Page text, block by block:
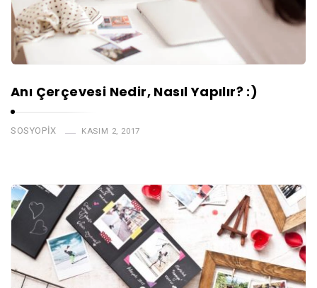
Anı Çerçevesi Nedir, Nasıl Yapılır? :)
SOSYOPIX KASIM 2, 2017